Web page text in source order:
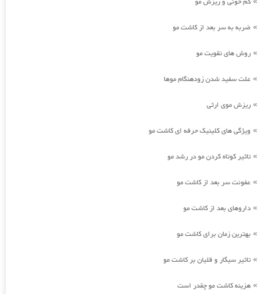
» ضربه به سر بعد از کاشت مو
» روش های تقویت مو
» علت سفید شدن زودهنگام موها
» ریزش موی ارثی
» ویژگی های کلینیک حرفه ای کاشت مو
» تاثیر کوتاه کردن مو در رشد مو
» عفونت سر بعد از کاشت مو
» داروهای بعد از کاشت مو
» بهترین زمان برای کاشت مو
» تاثیر سیگار و قلیان بر کاشت مو
» هزینه کاشت مو چقدر است